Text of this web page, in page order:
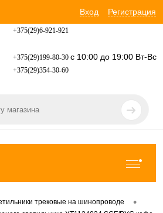
Вход Регистрация
+375(29)6-921-921
+375(29)199-80-30 с 10:00 до 19:00 Вт-Вс
+375(29)354-30-60
трековые на шинопроводе •